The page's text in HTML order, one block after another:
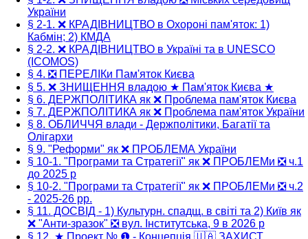
України
§ 2-1. ❌ КРАДІВНИЦТВО в Охороні пам'яток: 1)
Кабмін; 2) КМДА
§ 2-2. ❌ КРАДІВНИЦТВО в Україні та в UNESCO
(ICOMOS)
§ 4. ❎ ПЕРЕЛІКи Пам'яток Києва
§ 5. ❌ ЗНИЩЕННЯ владою ★ Пам'яток Києва ★
§ 6. ДЕРЖПОЛІТИКА як ❌ Проблема пам'яток Києва
§ 7. ДЕРЖПОЛІТИКА як ❌ Проблема пам'яток України
§ 8. ОБЛИЧЧЯ влади - Держполітики, Багатії та
Олігархи
§ 9. "Реформи" як ❌ ПРОБЛЕМА України
§ 10-1. "Програми та Стратегії" як ❌ ПРОБЛЕМи ❎ ч.1
до 2025 р
§ 10-2. "Програми та Стратегії" як ❌ ПРОБЛЕМи ❎ ч.2
- 2025-26 рр.
§ 11. ДОСВІД - 1) Культурн. спадщ. в світі та 2) Київ як
❌ "Анти-зразок" ❎ вул. Інститутська, 9 в 2026 р
§ 12. ★ Проект № ❶ - Концепція 🇺🇦 ЗАХИСТ